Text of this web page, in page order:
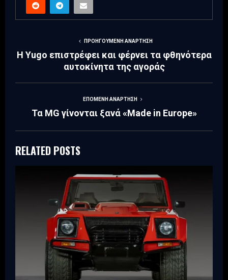
ΠΡΟΗΓΟΎΜΕΝΗ ΑΝΆΡΤΗΣΗ
Η Yugo επιστρέφει και φέρνει τα φθηνότερα
αυτοκίνητα της αγοράς
ΕΠΌΜΕΝΗ ΑΝΆΡΤΗΣΗ
Τα MG γίνονται ξανά «Made in Europe»
RELATED POSTS